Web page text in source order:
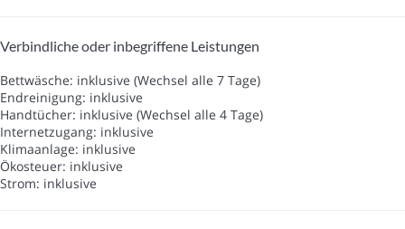
Verbindliche oder inbegriffene Leistungen
Bettwäsche: inklusive (Wechsel alle 7 Tage)
Endreinigung: inklusive
Handtücher: inklusive (Wechsel alle 4 Tage)
Internetzugang: inklusive
Klimaanlage: inklusive
Ökosteuer: inklusive
Strom: inklusive